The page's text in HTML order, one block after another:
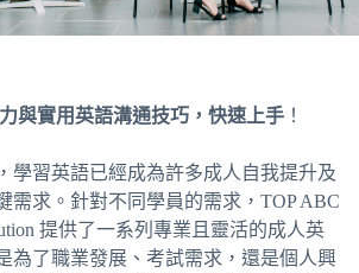
與實用英語溝通技巧，快速上手 ！
學習英語已經成為許多成人自我提升及
需求。針對不同學員的需求，TOP ABC
提供了一系列專業且靈活的成人英
為了職業發展、考試需求，還是個人興